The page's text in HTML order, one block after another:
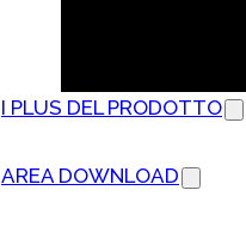
I PLUS DEL PRODOTTO
AREA DOWNLOAD